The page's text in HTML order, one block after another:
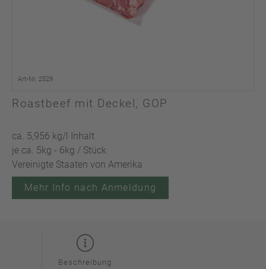
Art-Nr. 2529
Roastbeef mit Deckel, GOP
ca. 5,956 kg/l Inhalt
je ca. 5kg - 6kg / Stück
Vereinigte Staaten von Amerika
Mehr Info nach Anmeldung
Beschreibung